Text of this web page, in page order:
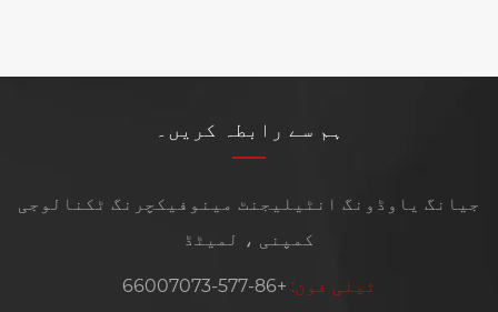
ہم سے رابطہ کریں۔
جیانگ یاوڈونگ انٹیلیجنٹ مینوفیکچرنگ ٹکنالوجی
کمپنی ، لمیٹڈ
ٹیلی فون: +86-577-66007073